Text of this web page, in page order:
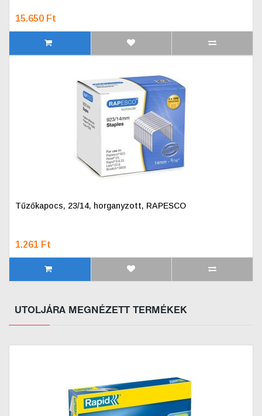
15.650 Ft
Tűzőkapocs, 23/14, horganyzott, RAPESCO
1.261 Ft
UTOLJÁRA MEGNÉZETT TERMÉKEK